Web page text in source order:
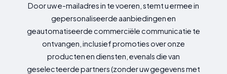
Door uw e-mailadres in te voeren, stemt u ermee in
gepersonaliseerde aanbiedingen en
geautomatiseerde commerciële communicatie te
ontvangen, inclusief promoties over onze
producten en diensten, evenals die van
geselecteerde partners (zonder uw gegevens met